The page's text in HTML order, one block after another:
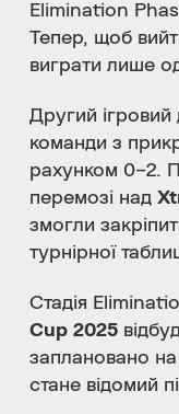
Elimination
Тепер, щоб
виграти лише
Другий
команди з
рахунком 0–2.
перемозі над
змогли
турнірної
Стадія
Cup 2025
заплановано
стане відомий